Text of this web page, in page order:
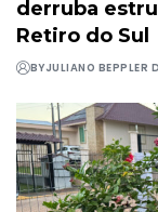
derruba
Retiro do Sul
BYJULIANO BEPPLER